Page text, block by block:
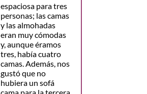
espaciosa para tres
personas; las camas
y las almohadas
eran muy cómodas
y, aunque éramos
tres, había cuatro
camas. Además, nos
gustó que no
hubiera un sofá
cama para la tercera